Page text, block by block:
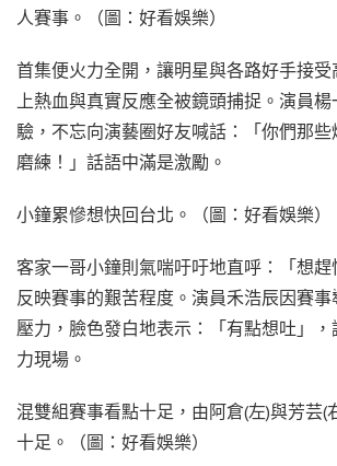
人賽事。（圖：好看娛樂）
首集便火力全開，讓明星與各路好手接
上熱血與真實反應全被鏡頭捕捉。演員
驗，不忘向演藝圈好友喊話：「你們那
磨練！」話語中滿是激勵。
小鐘累慘想快回台北。（圖：好看娛樂）
客家一哥小鐘則氣喘吁吁地直呼：「想
反映賽事的艱苦程度。演員禾浩辰因賽
壓力，臉色發白地表示：「有點想吐」
力現場。
混雙組賽事看點十足，由阿倉(左)與芳芸(
十足。（圖：好看娛樂）